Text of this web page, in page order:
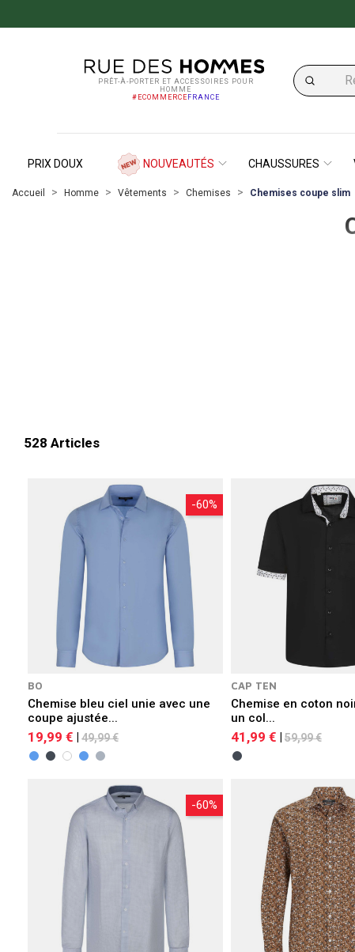
PRÊT-À-PORTER ET ACCESSOIRES POUR
HOMME
#ECOMMERCE FRANCE
PRIX DOUX NOUVEAUTÉS CHAUSSURES
Accueil Homme Vêtements Chemises Chemises coupe slim
528 Articles
-60%
BO
Chemise bleu ciel unie avec une
coupe ajustée...
19,99 € 49,99 €
CAP TEN
Chemise en coton
un col...
41,99 € 59,99 €
-60%